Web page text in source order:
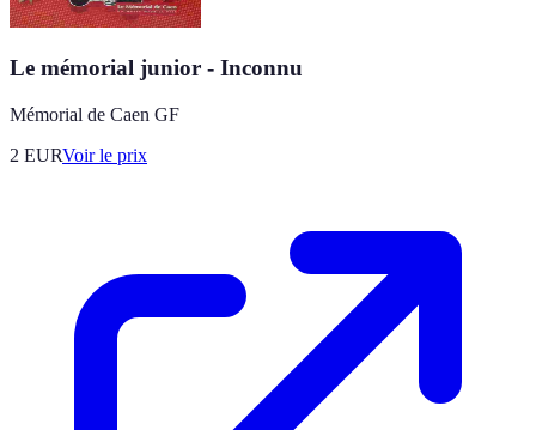
Le mémorial junior - Inconnu
Mémorial de Caen GF
2 EURVoir le prix